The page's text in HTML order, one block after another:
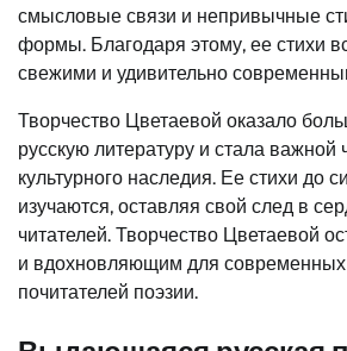
смысловые связи и непривычные
формы. Благодаря этому, ее стихи
свежими и удивительно
Творчество Цветаевой оказало
русскую литературу и стала важной
культурного наследия. Ее стихи до
изучаются, оставляя свой след в
читателей. Творчество Цветаевой
и вдохновляющим для современных
почитателей поэзии.